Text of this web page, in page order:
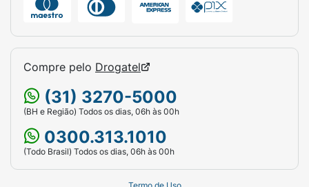
Compre pelo Drogatel
(31) 3270-5000
(BH e Região) Todos os dias, 06h às 00h
0300.313.1010
(Todo Brasil) Todos os dias, 06h às 00h